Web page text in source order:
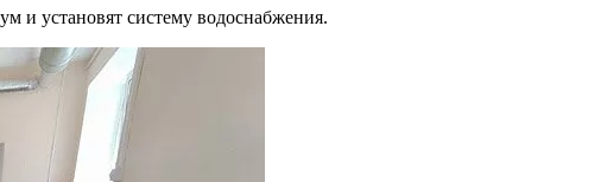
и установят систему водоснабжения.